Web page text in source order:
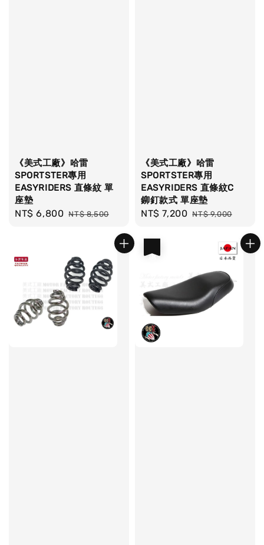
《美式工廠》哈雷
SPORTSTER專用
EASYRIDERS 直條紋 單
座墊
Sale
NT$ 6,800 Regular
NT$ 8,500
《美式工廠》哈雷
SPORTSTER專用
EASYRIDERS 直條紋C
鉚釘款式 單座墊
Sale
NT$ 7,200 Regular
NT$ 9,000